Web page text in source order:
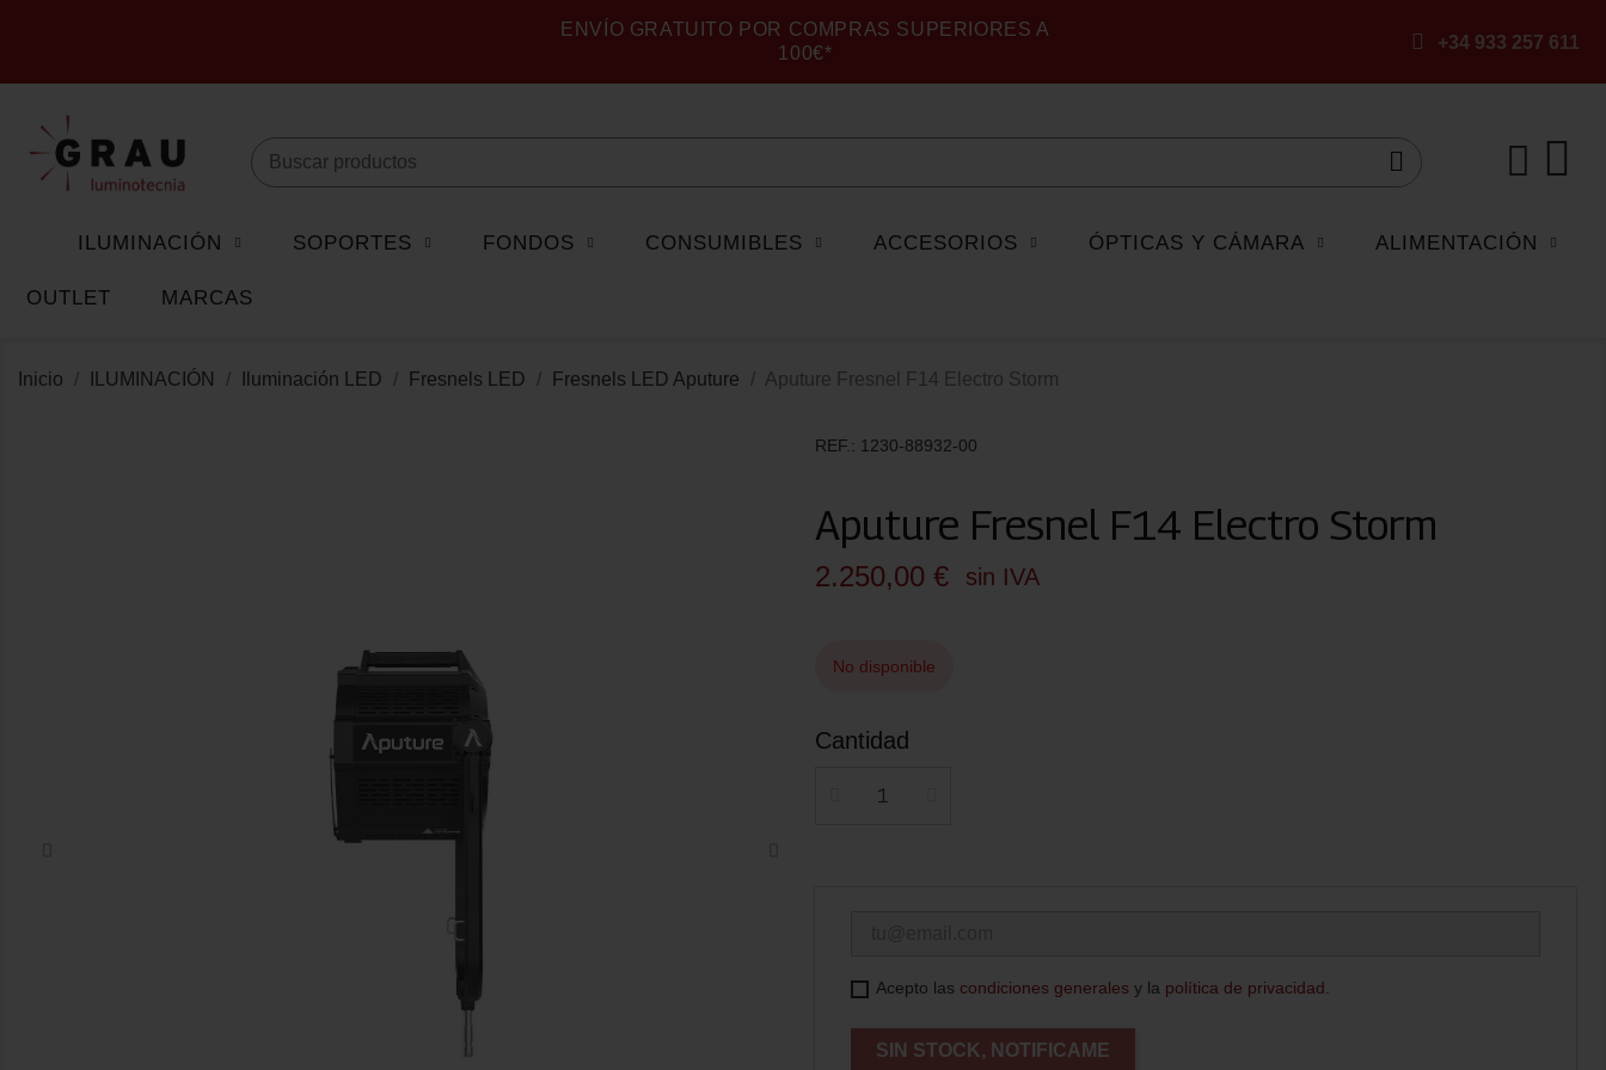
ENVÍO GRATUITO POR COMPRAS SUPERIORES A
100€*
+34 933 257 611
ILUMINACIÓN SOPORTES FONDOS CONSUMIBLES ACCESORIOS ÓPTICAS Y CÁMARA ALIMENTACIÓN
OUTLET MARCAS
Inicio ILUMINACIÓN Iluminación LED Fresnels LED Fresnels LED Aputure Aputure Fresnel F14 Electro Storm
REF. 1230-88932-00
Aputure Fresnel F14 Electro Storm
2.250,00 € sin IVA
No disponible
Cantidad
Acepto las condiciones generales y la política de privacidad
SIN STOCK, NOTIFICAME